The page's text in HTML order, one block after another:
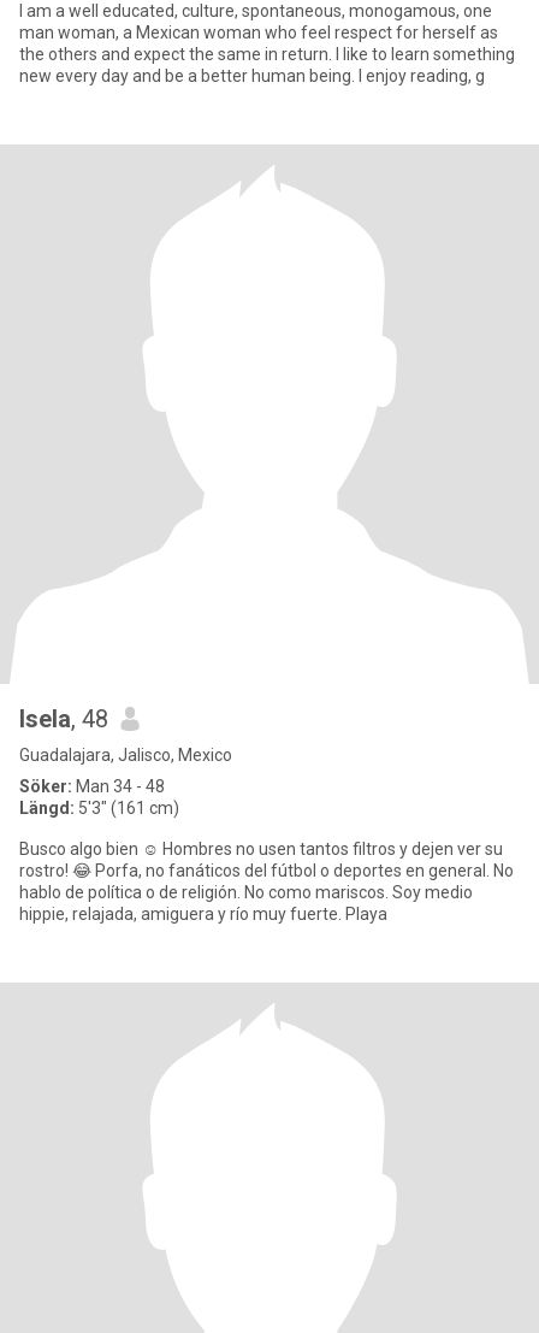
I am a well educated, culture, spontaneous, monogamous, one
man woman, a Mexican woman who feel respect for herself as
the others and expect the same in return. I like to learn something
new every day and be a better human being. I enjoy reading, g
Isela, 48
Guadalajara, Jalisco, Mexico
Söker: Man 34 - 48
Längd: 5'3" (161 cm)
Busco algo bien ☺️ Hombres no usen tantos filtros y dejen ver su
rostro! 😂 Porfa, no fanáticos del fútbol o deportes en general. No
hablo de política o de religión. No como mariscos. Soy medio
hippie, relajada, amiguera y río muy fuerte. Playa